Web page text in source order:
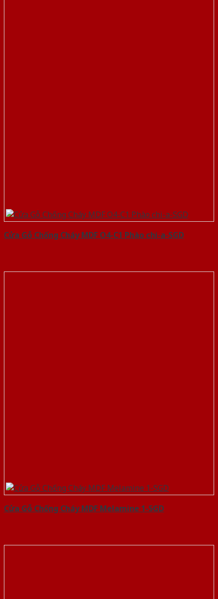
Cửa Gỗ Chống Cháy MDF O4-C1 Phào chi-a-SGD
Cửa Gỗ Chống Cháy MDF Melamine 1-SGD